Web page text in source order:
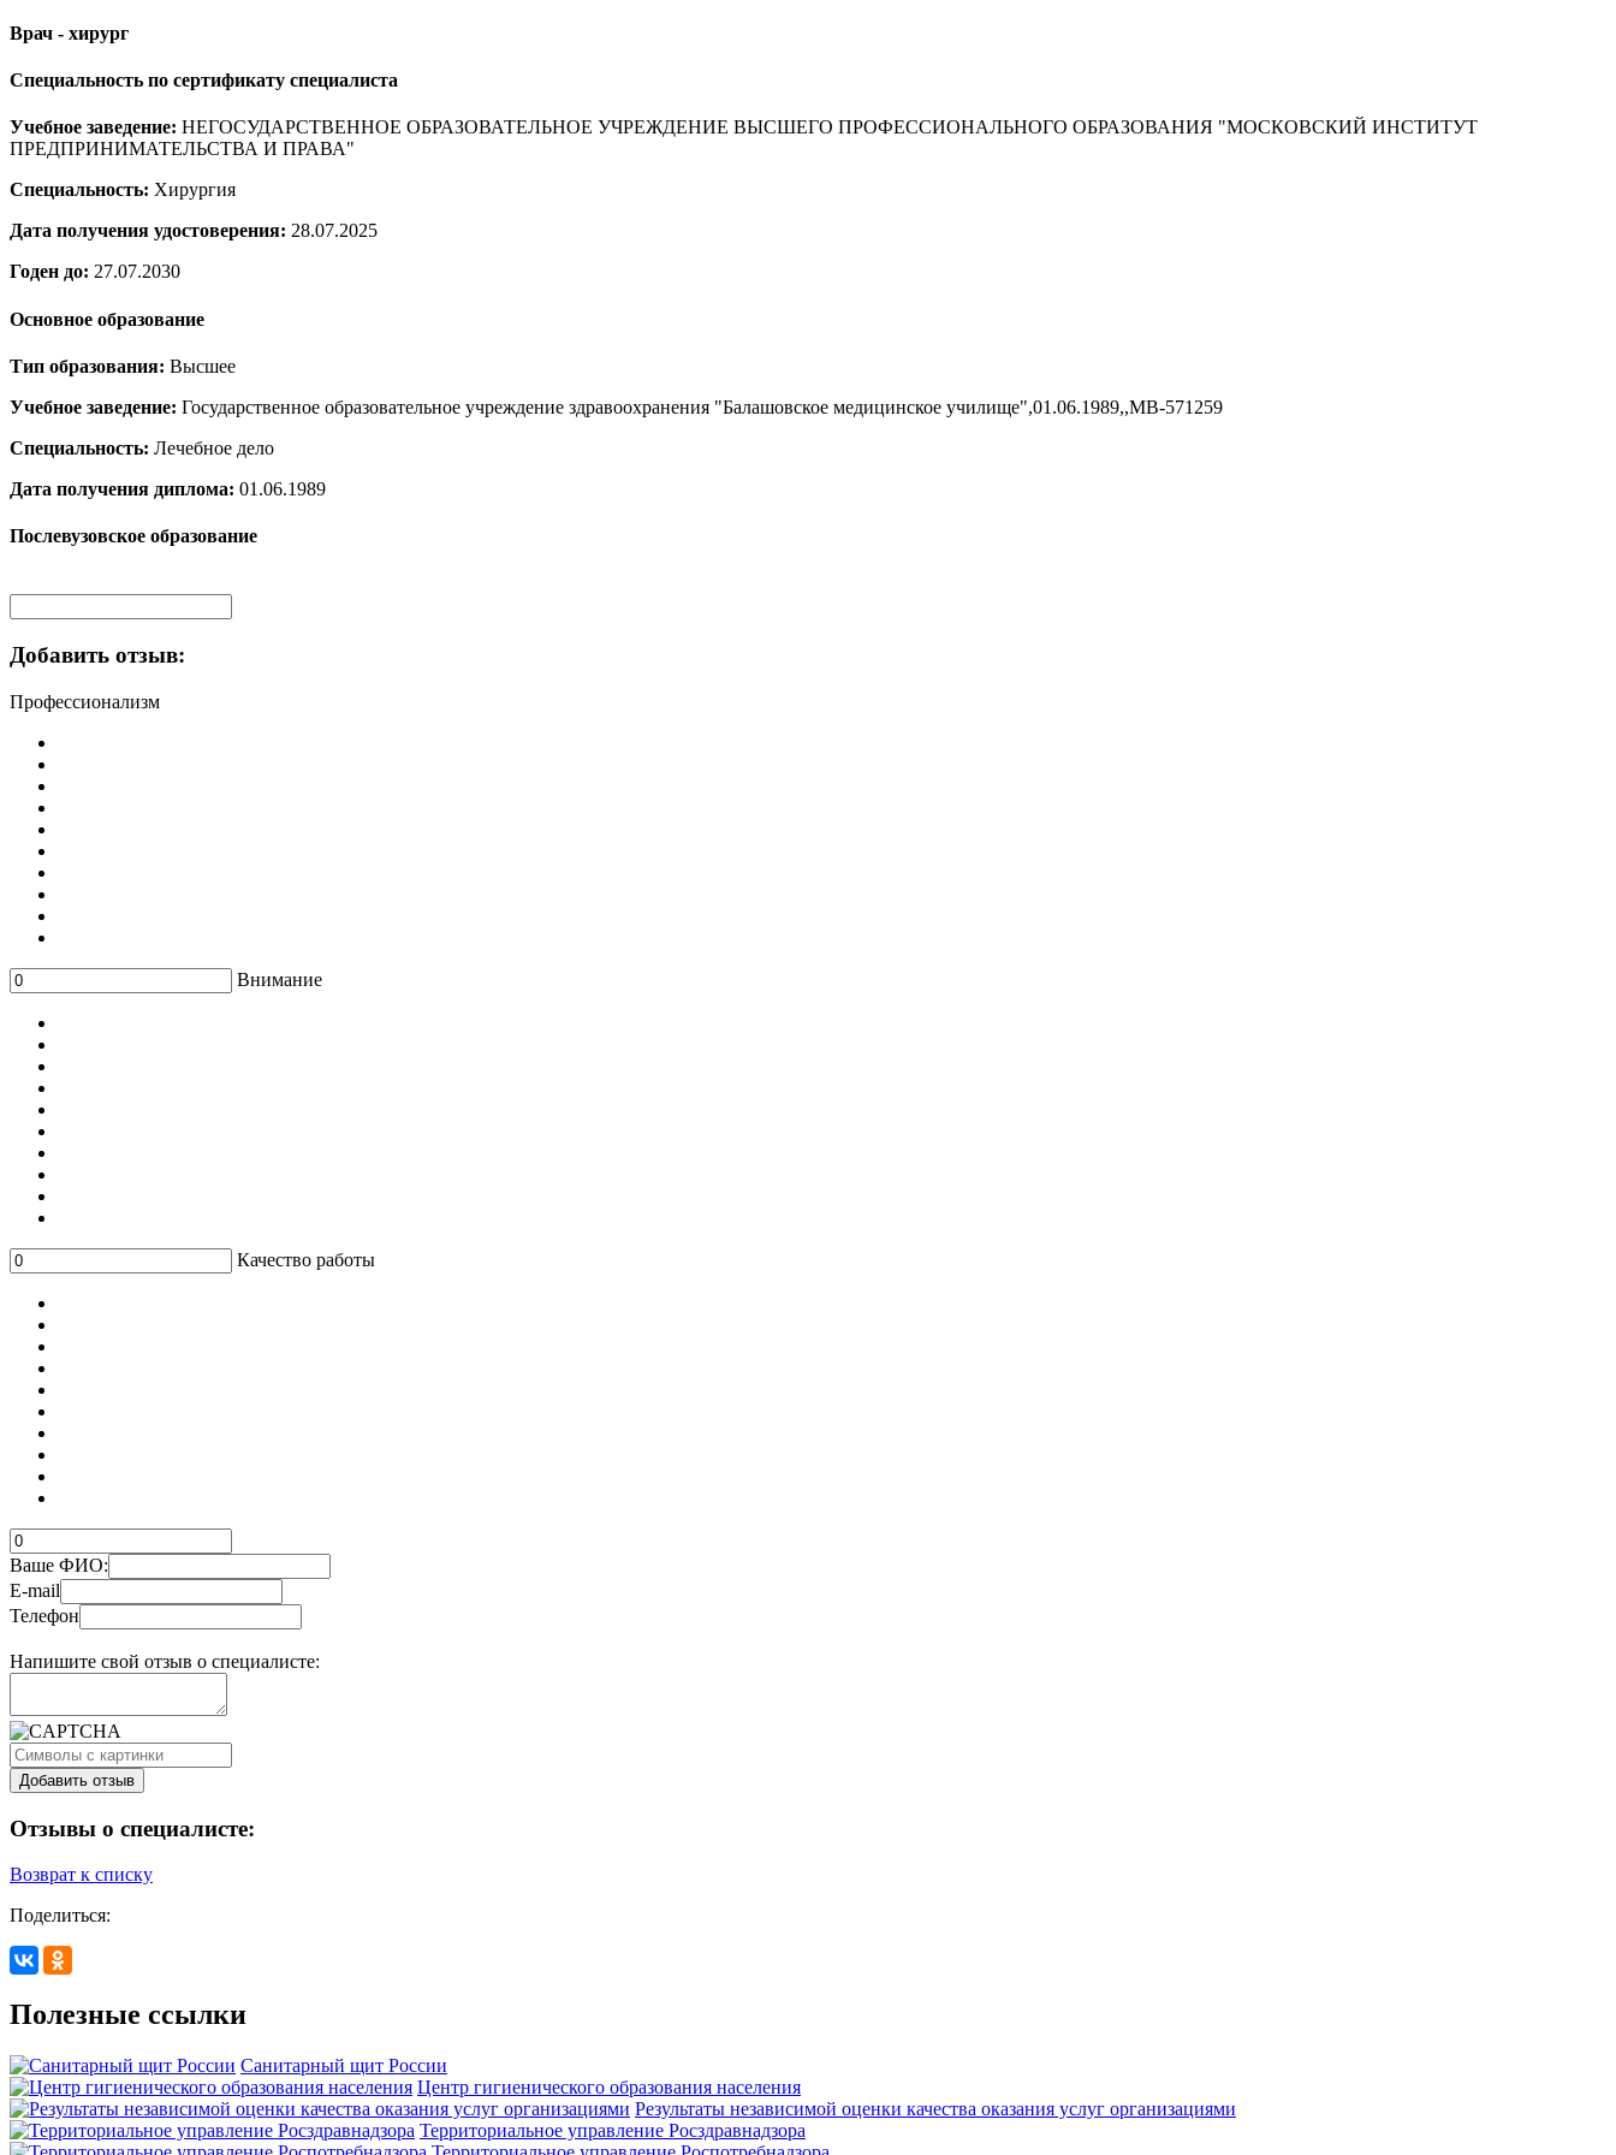
Врач - хирург
Специальность по сертификату специалиста
Учебное заведение: НЕГОСУДАРСТВЕННОЕ ОБРАЗОВАТЕЛЬНОЕ УЧРЕЖДЕНИЕ ВЫСШЕГО ПРОФЕССИОНАЛЬНОГО ОБРАЗОВАНИЯ "МОСКОВСКИЙ ИНСТИТУТ
ПРЕДПРИНИМАТЕЛЬСТВА И ПРАВА"
Специальность: Хирургия
Дата получения удостоверения: 28.07.2025
Годен до: 27.07.2030
Основное образование
Тип образования: Высшее
Учебное заведение: Государственное образовательное учреждение здравоохранения "Балашовское медицинское училище",01.06.1989,,МВ-571259
Специальность: Лечебное дело
Дата получения диплома: 01.06.1989
Послевузовское образование
Добавить отзыв:
Профессионализм
Внимание
Качество работы
Ваше ФИО:
E-mail
Телефон
Напишите свой отзыв о специалисте:
Отзывы о специалисте:
Возврат к списку
Поделиться:
Полезные ссылки
Санитарный щит России
Центр гигиенического образования населения
Результаты независимой оценки качества оказания услуг организациями
Территориальное управление Росздравнадзора